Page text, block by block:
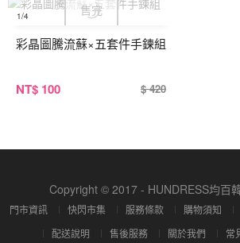
1/4
彩晶圖騰流蘇×五套件手鍊組
NT$ 100 $ 420
Copyright © 2017 - HUNDRESS均百
門市資訊 快閃市集 服務條款 購物須知
配送說明
售後服務 關於我們 常